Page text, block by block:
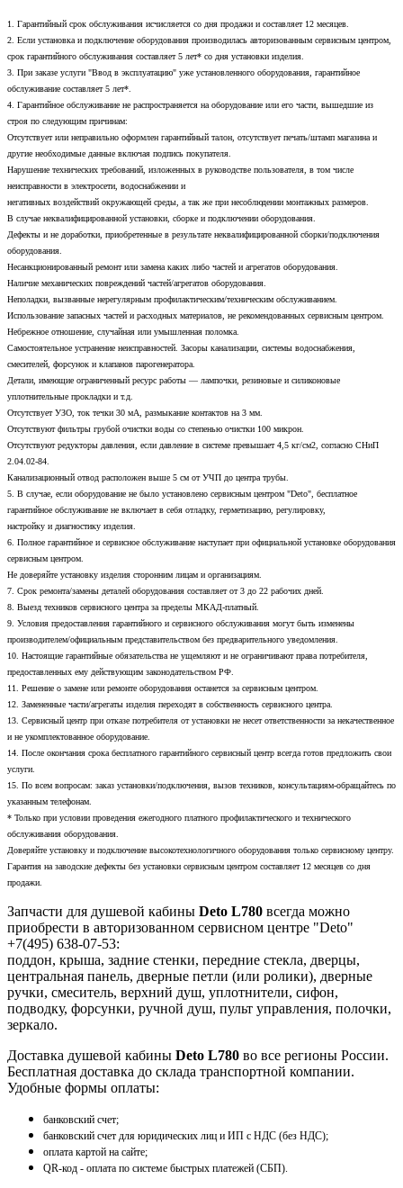
1. Гарантийный срок обслуживания исчисляется со дня продажи и составляет 12 месяцев.
2. Если установка и подключение оборудования производилась авторизованным сервисным центром,
срок гарантийного обслуживания составляет 5 лет* со дня установки изделия.
3. При заказе услуги "Ввод в эксплуатацию" уже установленного оборудования, гарантийное
обслуживание составляет 5 лет*.
4. Гарантийное обслуживание не распространяется на оборудование или его части, вышедшие из
строя по следующим причинам:
Отсутствует или неправильно оформлен гарантийный талон, отсутствует печать/штамп магазина и
другие необходимые данные включая подпись покупателя.
Нарушение технических требований, изложенных в руководстве пользователя, в том числе
неисправности в электросети, водоснабжении и
негативных воздействий окружающей среды, а так же при несоблюдении монтажных размеров.
В случае неквалифицированной установки, сборке и подключении оборудования.
Дефекты и не доработки, приобретенные в результате неквалифицированной сборки/подключения
оборудования.
Несанкционированный ремонт или замена каких либо частей и агрегатов оборудования.
Наличие механических повреждений частей/агрегатов оборудования.
Неполадки, вызванные нерегулярным профилактическим/техническим обслуживанием.
Использование запасных частей и расходных материалов, не рекомендованных сервисным центром.
Небрежное отношение, случайная или умышленная поломка.
Самостоятельное устранение неисправностей. Засоры канализации, системы водоснабжения,
смесителей, форсунок и клапанов парогенератора.
Детали, имеющие ограниченный ресурс работы — лампочки, резиновые и силиконовые
уплотнительные прокладки и т.д.
Отсутствует УЗО, ток течки 30 мА, размыкание контактов на 3 мм.
Отсутствуют фильтры грубой очистки воды со степенью очистки 100 микрон.
Отсутствуют редукторы давления, если давление в системе превышает 4,5 кг/см2, согласно СНиП
2.04.02-84.
Канализационный отвод расположен выше 5 см от УЧП до центра трубы.
5. В случае, если оборудование не было установлено сервисным центром "Deto", бесплатное
гарантийное обслуживание не включает в себя отладку, герметизацию, регулировку,
настройку и диагностику изделия.
6. Полное гарантийное и сервисное обслуживание наступает при официальной установке оборудования
сервисным центром.
Не доверяйте установку изделия сторонним лицам и организациям.
7. Срок ремонта/замены деталей оборудования составляет от 3 до 22 рабочих дней.
8. Выезд техников сервисного центра за пределы МКАД-платный.
9. Условия предоставления гарантийного и сервисного обслуживания могут быть изменены
производителем/официальным представительством без предварительного уведомления.
10. Настоящие гарантийные обязательства не ущемляют и не ограничивают права потребителя,
предоставленных ему действующим законодательством РФ.
11. Решение о замене или ремонте оборудования останется за сервисным центром.
12. Замененные части/агрегаты изделия переходят в собственность сервисного центра.
13. Сервисный центр при отказе потребителя от установки не несет ответственности за некачественное
и не укомплектованное оборудование.
14. После окончания срока бесплатного гарантийного сервисный центр всегда готов предложить свои
услуги.
15. По всем вопросам: заказ установки/подключения, вызов техников, консультациям-обращайтесь по
указанным телефонам.
* Только при условии проведения ежегодного платного профилактического и технического
обслуживания оборудования.
Доверяйте установку и подключение высокотехнологичного оборудования только сервисному центру.
Гарантия на заводские дефекты без установки сервисным центром составляет 12 месяцев со дня
продажи.
Запчасти для душевой кабины Deto L780 всегда можно
приобрести в авторизованном сервисном центре "Deto"
+7(495) 638-07-53:
поддон, крыша, задние стенки, передние стекла, дверцы,
центральная панель, дверные петли (или ролики), дверные
ручки, смеситель, верхний душ, уплотнители, сифон,
подводку, форсунки, ручной душ, пульт управления, полочки,
зеркало.
Доставка душевой кабины Deto L780 во все регионы России.
Бесплатная доставка до склада транспортной компании.
Удобные формы оплаты:
банковский счет;
банковский счет для юридических лиц и ИП с НДС (без НДС);
оплата картой на сайте;
QR-код - оплата по системе быстрых платежей (СБП).